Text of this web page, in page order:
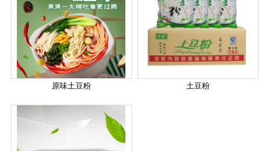
原味土豆粉 土豆粉